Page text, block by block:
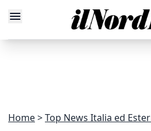
Home Top News Italia ed